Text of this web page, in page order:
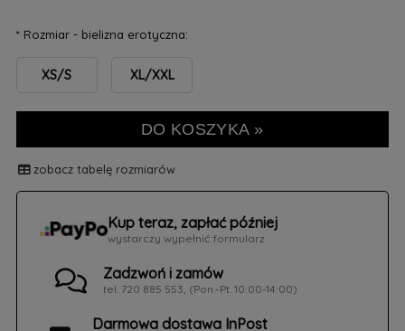
*Rozmiar - bielizna erotyczna:
XS/S XL/XXL
DO KOSZYKA »
zobacz tabelę rozmiarów
Kup teraz, zapłać później
wystarczy wypełnić formularz
Zadzwoń i zamów
tel. 720 885 553, (Pon.-Pt. 10:00-14:00)
Darmowa dostawa InPost